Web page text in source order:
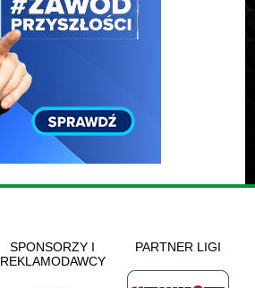
SPONSORZY I
REKLAMODAWCY
PARTNER LIGI